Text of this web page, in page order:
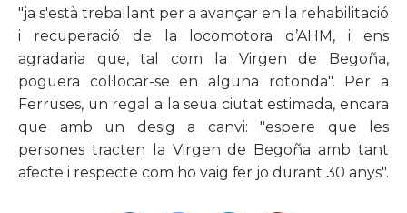
"ja s'està treballant per a avançar en la rehabilitació
i recuperació de la locomotora d’AHM, i ens
agradaria que, tal com la Virgen de Begoña,
poguera col·locar-se en alguna rotonda". Per a
Ferruses, un regal a la seua ciutat estimada, encara
que amb un desig a canvi: "espere que les
persones tracten la Virgen de Begoña amb tant
afecte i respecte com ho vaig fer jo durant 30 anys".